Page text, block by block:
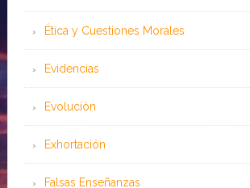
Ética y Cuestiones Morales
Evidencias
Evolución
Exhortación
Falsas Enseñanzas